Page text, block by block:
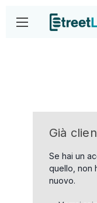
Già
Se hai un
quello, non
nuovo.